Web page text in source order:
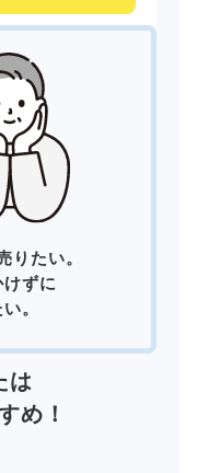
りたい。
ずに
。
は
め！